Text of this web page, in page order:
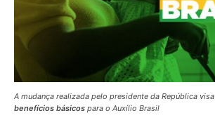
A mudança realizada pelo presidente da República visa
benefícios básicos para o Auxílio Brasil